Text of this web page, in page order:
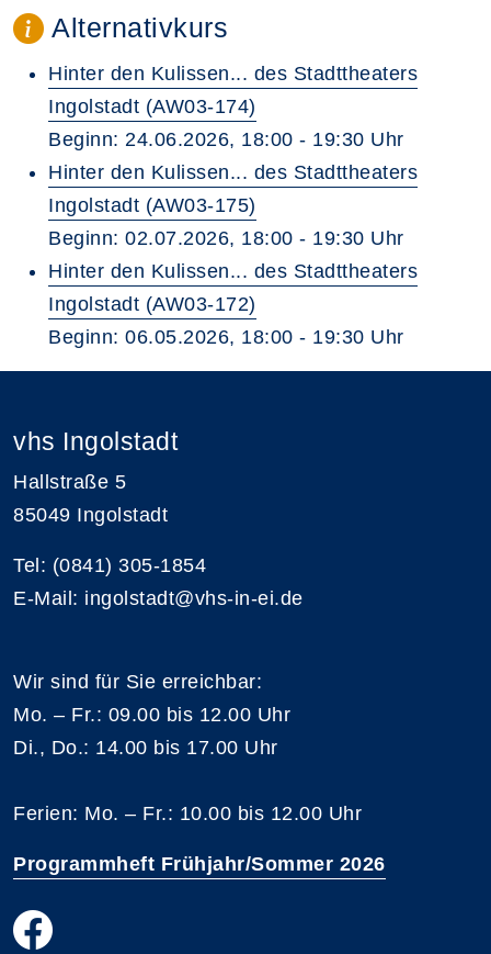
Alternativkurs
Hinter den Kulissen... des Stadttheaters
Ingolstadt (AW03-174)
Beginn: 24.06.2026, 18:00 - 19:30 Uhr
Hinter den Kulissen... des Stadttheaters
Ingolstadt (AW03-175)
Beginn: 02.07.2026, 18:00 - 19:30 Uhr
Hinter den Kulissen... des Stadttheaters
Ingolstadt (AW03-172)
Beginn: 06.05.2026, 18:00 - 19:30 Uhr
vhs Ingolstadt
Hallstraße 5
85049 Ingolstadt
Tel: (0841) 305-1854
E-Mail: ingolstadt@vhs-in-ei.de
Wir sind für Sie erreichbar:
Mo. – Fr.: 09.00 bis 12.00 Uhr
Di., Do.: 14.00 bis 17.00 Uhr
Ferien: Mo. – Fr.: 10.00 bis 12.00 Uhr
Programmheft Frühjahr/Sommer 2026